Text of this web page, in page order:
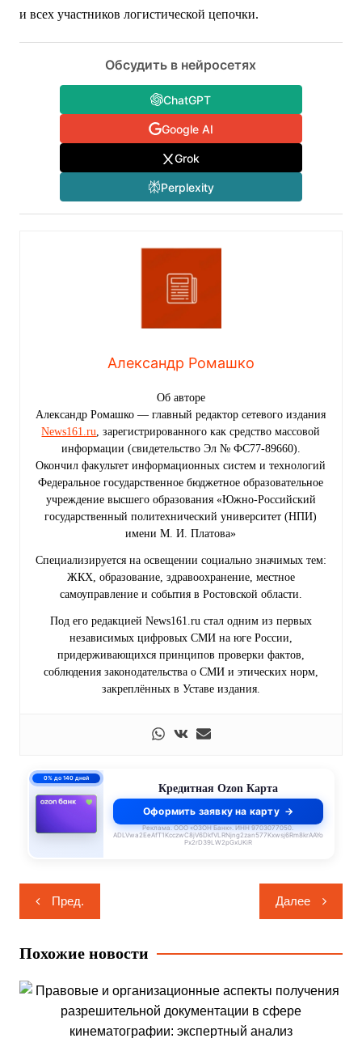
и всех участников логистической цепочки.
Обсудить в нейросетях
ChatGPT
Google AI
Grok
Perplexity
Александр Ромашко
Об авторе
Александр Ромашко — главный редактор сетевого издания
News161.ru, зарегистрированного как средство массовой
информации (свидетельство Эл № ФС77-89660).
Окончил факультет информационных систем и технологий
Федеральное государственное бюджетное образовательное
учреждение высшего образования «Южно-Российский
государственный политехнический университет (НПИ)
имени М. И. Платова»
Специализируется на освещении социально значимых тем:
ЖКХ, образование, здравоохранение, местное
самоуправление и события в Ростовской области.
Под его редакцией News161.ru стал одним из первых
независимых цифровых СМИ на юге России,
придерживающихся принципов проверки фактов,
соблюдения законодательства о СМИ и этических норм,
закреплённых в Уставе издания.
0% до 140 дней
Кредитная Ozon Карта
Оформить заявку на карту
Реклама. ООО «ОЗОН Банк». ИНН 9703077050.
ADLVwa2EeAfT1KcczwC8jV6DkfVLRNjng2zan577Kxwsj6Rm8krAAYo
Px2rD39LW2pGxUKiR
Навигация
по
записям
Пред. Далее
Похожие новости